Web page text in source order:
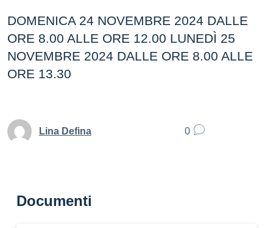
DOMENICA 24 NOVEMBRE 2024 DALLE
ORE 8.00 ALLE ORE 12.00 LUNEDÌ 25
NOVEMBRE 2024 DALLE ORE 8.00 ALLE
ORE 13.30
Lina Defina 0
Documenti